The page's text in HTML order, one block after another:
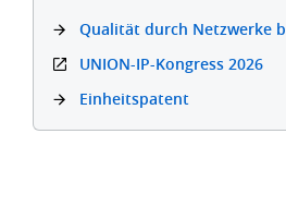
Qualität durch Netzwerke
UNION-IP-Kongress 2026
Einheitspatent